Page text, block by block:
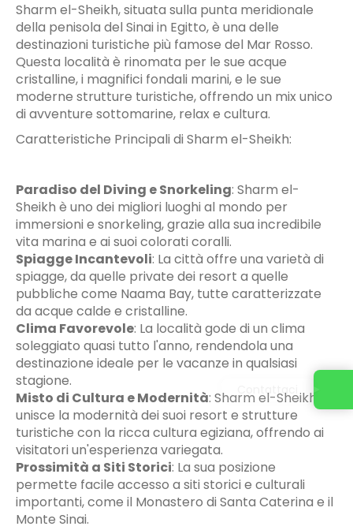
Sharm el-Sheikh, situata sulla punta meridionale
della penisola del Sinai in Egitto, è una delle
destinazioni turistiche più famose del Mar Rosso.
Questa località è rinomata per le sue acque
cristalline, i magnifici fondali marini, e le sue
moderne strutture turistiche, offrendo un mix unico
di avventure sottomarine, relax e cultura.
Caratteristiche Principali di Sharm el-Sheikh:
Paradiso del Diving e Snorkeling: Sharm el-
Sheikh è uno dei migliori luoghi al mondo per
immersioni e snorkeling, grazie alla sua incredibile
vita marina e ai suoi colorati coralli.
Spiagge Incantevoli: La città offre una varietà di
spiagge, da quelle private dei resort a quelle
pubbliche come Naama Bay, tutte caratterizzate
da acque calde e cristalline.
Clima Favorevole: La località gode di un clima
soleggiato quasi tutto l'anno, rendendola una
destinazione ideale per le vacanze in qualsiasi
stagione.
Misto di Cultura e Modernità: Sharm el-Sheikh
unisce la modernità dei suoi resort e strutture
turistiche con la ricca cultura egiziana, offrendo ai
visitatori un'esperienza variegata.
Prossimità a Siti Storici: La sua posizione
permette facile accesso a siti storici e culturali
importanti, come il Monastero di Santa Caterina e il
Monte Sinai.
Contattaci